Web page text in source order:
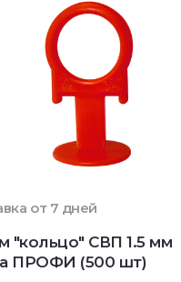
от 7 дней
"кольцо" СВП 1.5 мм
ПРОФИ (500 шт)